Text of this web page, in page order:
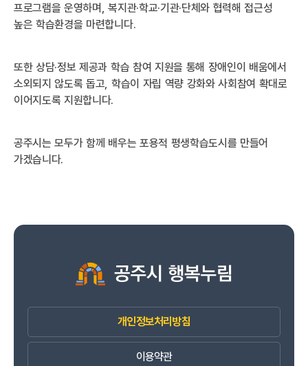
프로그램을 운영하며, 복지관·학교·기관·단체와 협력해 접근성
높은 학습환경을 마련합니다.
또한 상담·정보 제공과 학습 참여 지원을 통해 장애인이 배움에서
소외되지 않도록 돕고, 학습이 자립 역량 강화와 사회참여 확대로
이어지도록 지원합니다.
공주시는 모두가 함께 배우는 포용적 평생학습도시를 만들어
가겠습니다.
개인정보처리방침
이용약관